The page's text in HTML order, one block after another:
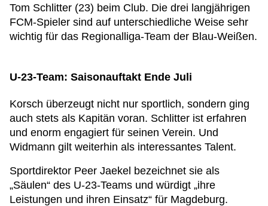
Tom Schlitter (23) beim Club. Die drei langjährigen
FCM-Spieler sind auf unterschiedliche Weise sehr
wichtig für das Regionalliga-Team der Blau-Weißen.
U-23-Team: Saisonauftakt Ende Juli
Korsch überzeugt nicht nur sportlich, sondern ging
auch stets als Kapitän voran. Schlitter ist erfahren
und enorm engagiert für seinen Verein. Und
Widmann gilt weiterhin als interessantes Talent.
Sportdirektor Peer Jaekel bezeichnet sie als
„Säulen“ des U-23-Teams und würdigt „ihre
Leistungen und ihren Einsatz“ für Magdeburg.